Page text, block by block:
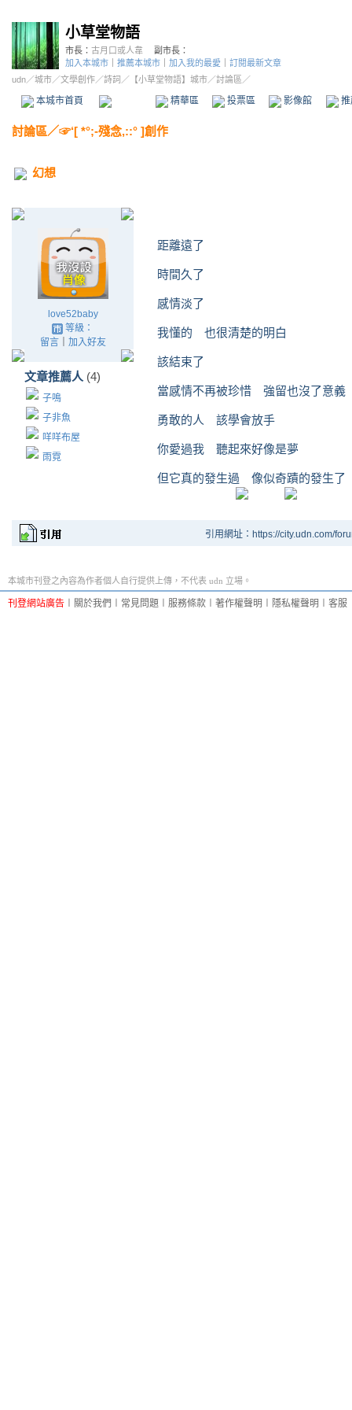
小草堂物語
市長： 古月口或人韋
副市長：
加入本城市
推薦本城市 加入我的最愛
訂閱最新文章
udn／城市／文學創作／詩詞 ／ 【小草堂物語】城市／討論區／
本城市首頁 精華區 投票區 影像館
討論區／☞‘[ *°;-殘念,::° ]創作
幻想
love52baby
等級：
留言｜ 加入好友
文章推薦人 (4)
子鳴
子非魚
咩咩布屋
雨霓
距離遠了
時間久了
感情淡了
我懂的 也很清楚的明白
該結束了
當感情不再被珍惜 強留也沒了意義
勇敢的人 該學會放手
你愛過我 聽起來好像是夢
但它真的發生過 像似奇蹟的發生了
引用網址：https://city.udn.com/
本城市刊登之內容為作者個人自行提供上傳，不代表 udn 立場。
刊登網站廣告 關於我們 常見問題 服務條款 著作權聲明 隱私權聲明 客服